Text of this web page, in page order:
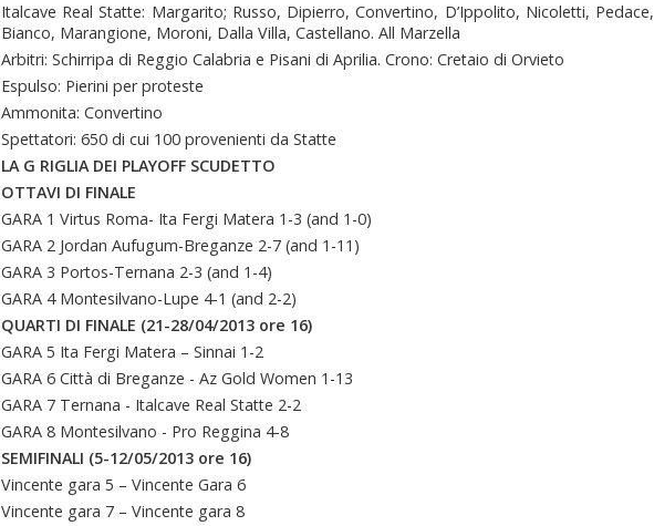
Italcave Real Statte: Margarito; Russo, Dipierro, Convertino, D’Ippolito, Nicoletti, Pedace,
Bianco, Marangione, Moroni, Dalla Villa, Castellano. All Marzella
Arbitri: Schirripa di Reggio Calabria e Pisani di Aprilia. Crono: Cretaio di Orvieto
Espulso: Pierini per proteste
Ammonita: Convertino
Spettatori: 650 di cui 100 provenienti da Statte
LA G RIGLIA DEI PLAYOFF SCUDETTO
OTTAVI DI FINALE
GARA 1 Virtus Roma- Ita Fergi Matera 1-3 (and 1-0)
GARA 2 Jordan Aufugum-Breganze 2-7 (and 1-11)
GARA 3 Portos-Ternana 2-3 (and 1-4)
GARA 4 Montesilvano-Lupe 4-1 (and 2-2)
QUARTI DI FINALE (21-28/04/2013 ore 16)
GARA 5 Ita Fergi Matera – Sinnai 1-2
GARA 6 Città di Breganze - Az Gold Women 1-13
GARA 7 Ternana - Italcave Real Statte 2-2
GARA 8 Montesilvano - Pro Reggina 4-8
SEMIFINALI (5-12/05/2013 ore 16)
Vincente gara 5 – Vincente Gara 6
Vincente gara 7 – Vincente gara 8